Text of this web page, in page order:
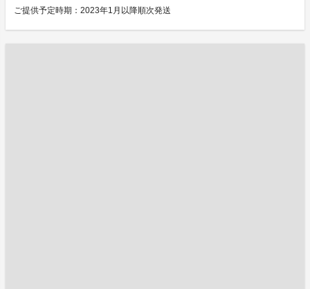
ご提供予定時期：2023年1月以降順次発送